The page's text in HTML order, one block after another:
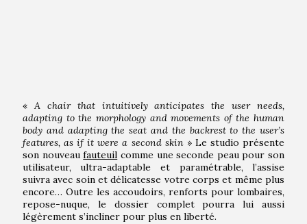
« A chair that intuitively anticipates the user needs,
adapting to the morphology and movements of the human
body and adapting the seat and the backrest to the user’s
features, as if it were a second skin» Le studio présente
son nouveaufauteuil comme une seconde peau pour son
utilisateur, ultra-adaptable et paramétrable, l’assise
suivra avec soin et délicatesse votre corps et même plus
encore… Outre les accoudoirs, renforts pour lombaires,
repose-nuque, le dossier complet pourra lui aussi
légèrement s’incliner pour plus en liberté.